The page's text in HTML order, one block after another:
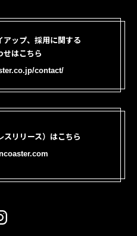
アップ、採用に関する
せはこちら
contact/
スリリース）はこちら